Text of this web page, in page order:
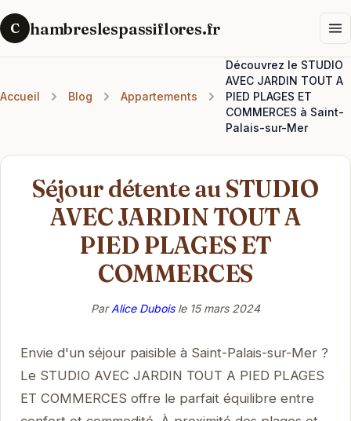
C hambreslespassiflores.fr
Accueil Blog Appartements
Découvrez le STUDIO
AVEC JARDIN TOUT A
PIED PLAGES ET
COMMERCES à Saint-
Palais-sur-Mer
Séjour détente au STUDIO
AVEC JARDIN TOUT A
PIED PLAGES ET
COMMERCES
ParAlice Duboisle 15 mars 2024
Envie d'un séjour paisible à Saint-Palais-sur-Mer ?
Le STUDIO AVEC JARDIN TOUT A PIED PLAGES
ET COMMERCES offre le parfait équilibre entre